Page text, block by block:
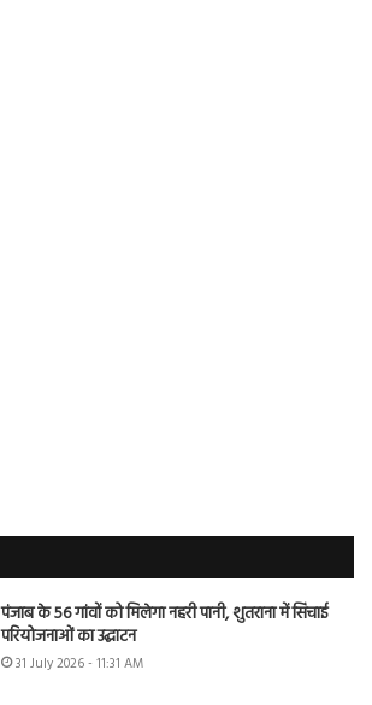
पंजाब के 56 गांवों को मिलेगा नहरी पानी, शुतराना में सिंचाई
परियोजनाओं का उद्घाटन
31 July 2026 - 11:31 AM